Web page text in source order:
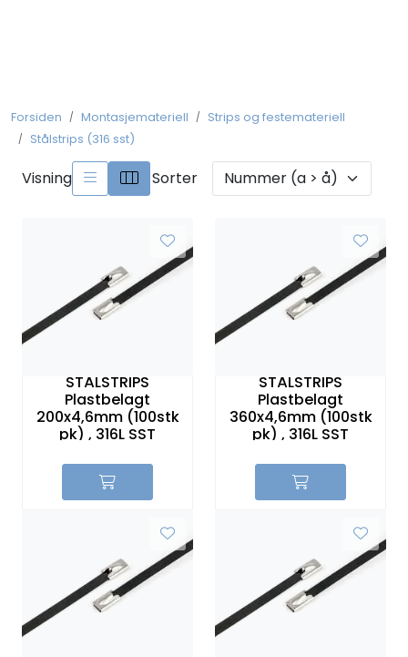
Forsiden Montasjemateriell
Strips og festemateriell
Stålstrips (316 sst)
Visning Sorter
STÅLSTRIPS
Plastbelagt
200x4,6mm (100stk
pk) , 316L SST
STÅLSTRIPS
Plastbelagt
360x4,6mm (100stk
pk) , 316L SST
Kobberforbindelser
Måling og Instrumentering
Brytermateriell
Skinnesystem
Montasjemateriell
Sikringer
Leverandører